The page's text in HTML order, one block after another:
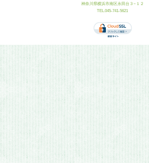
神奈川県横浜市南区永田台３−１２
TEL.045-741-5621